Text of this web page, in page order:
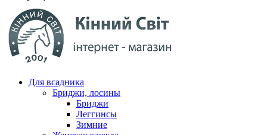
Для всадника
Бриджи, лосины
Бриджи
Леггинсы
Зимние